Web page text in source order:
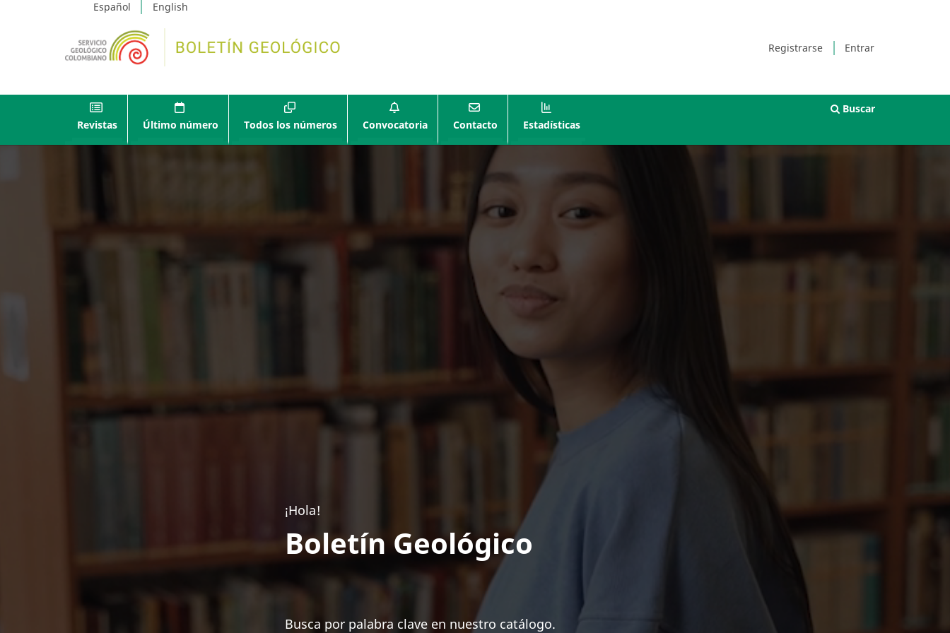
Español English
Registrarse Entrar
Revistas Último número Todos los números Convocatoria Contacto Estadísticas
Buscar
¡Hola!
Boletín Geológico
Busca por palabra clave en nuestro catálogo.